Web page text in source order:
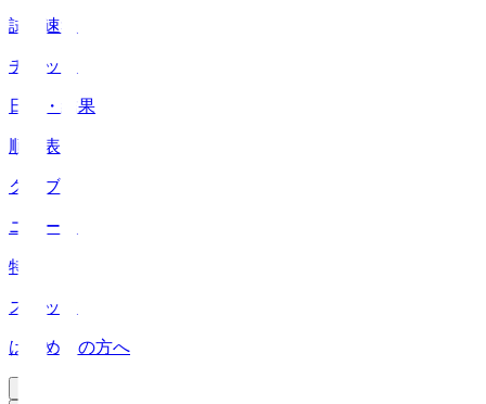
試合速報
チケット
日程・結果
順位表
クラブ
ニュース
特集
スタッツ
はじめての方へ